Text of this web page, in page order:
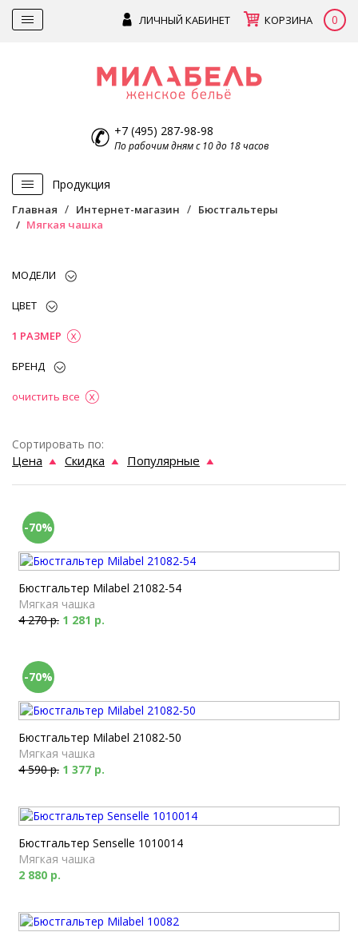
ЛИЧНЫЙ КАБИНЕТ КОРЗИНА 0
+7 (495) 287-98-98
По рабочим дням с 10 до 18 часов
Продукция
Главная Интернет-магазин
Бюстгальтеры
Мягкая чашка
МОДЕЛИ
ЦВЕТ
1 РАЗМЕР
БРЕНД
очистить все
Сортировать по:
Цена Скидка Популярные
-70%
Бюстгальтер Milabel 21082-54
Мягкая чашка
4 270 р. 1 281 р.
-70%
Бюстгальтер Milabel 21082-50
Мягкая чашка
4 590 р. 1 377 р.
Бюстгальтер Senselle 1010014
Мягкая чашка
2 880 р.